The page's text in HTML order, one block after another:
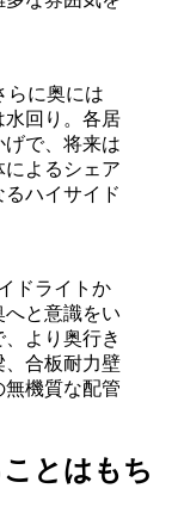
らに奥には
水回り。各居
で、将来は
よるシェア
ハイサイド
ドライトか
へと意識をい
より奥行き
、合板耐力壁
機質な配管
とはもち